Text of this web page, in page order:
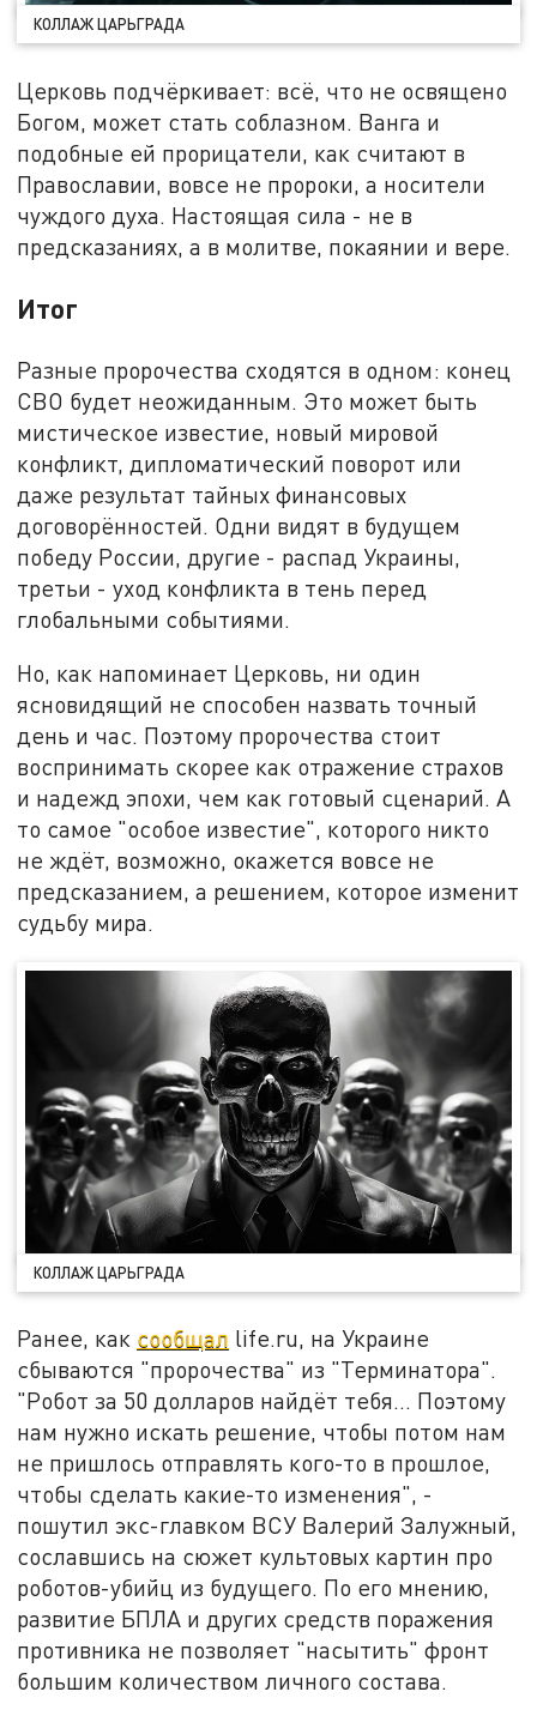
КОЛЛАЖ ЦАРЬГРАДА
Церковь подчёркивает: всё, что не освящено
Богом, может стать соблазном. Ванга и
подобные ей прорицатели, как считают в
Православии, вовсе не пророки, а носители
чуждого духа. Настоящая сила - не в
предсказаниях, а в молитве, покаянии и вере.
Итог
Разные пророчества сходятся в одном: конец
СВО будет неожиданным. Это может быть
мистическое известие, новый мировой
конфликт, дипломатический поворот или
даже результат тайных финансовых
договорённостей. Одни видят в будущем
победу России, другие - распад Украины,
третьи - уход конфликта в тень перед
глобальными событиями.
Но, как напоминает Церковь, ни один
ясновидящий не способен назвать точный
день и час. Поэтому пророчества стоит
воспринимать скорее как отражение страхов
и надежд эпохи, чем как готовый сценарий. А
то самое "особое известие", которого никто
не ждёт, возможно, окажется вовсе не
предсказанием, а решением, которое изменит
судьбу мира.
КОЛЛАЖ ЦАРЬГРАДА
Ранее, как сообщал life.ru, на Украине
сбываются "‎пророчества" из "Терминатора".
"Робот за 50 долларов найдёт тебя... Поэтому
нам нужно искать решение, чтобы потом нам
не пришлось отправлять кого-то в прошлое,
чтобы сделать какие-то изменения", -
пошутил экс-главком ВСУ Валерий Залужный,
сославшись на сюжет культовых картин про
роботов-убийц из будущего. По его мнению,
развитие БПЛА и других средств поражения
противника не позволяет "насытить" фронт
большим количеством личного состава.